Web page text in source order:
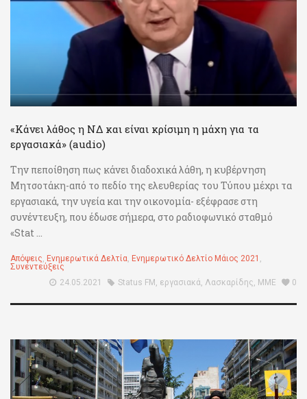
«Κάνει λάθος η ΝΔ και είναι κρίσιμη η μάχη για τα
εργασιακά» (audio)
Την πεποίθηση πως κάνει διαδοχικά λάθη, η κυβέρνηση
Μητσοτάκη-από το πεδίο της ελευθερίας του Τύπου μέχρι τα
εργασιακά, την υγεία και την οικονομία- εξέφρασε στη
συνέντευξη, που έδωσε σήμερα, στο ραδιοφωνικό σταθμό
«Stat ...
Απόψεις, Ενημερωτικά Δελτία, Ενημερωτικό Δελτίο Μάιος 2021 ,
Συνεντεύξεις
24.05.2021
Status FM , εργασιακά, Λασκαρίδης, ΜΜΕ 0